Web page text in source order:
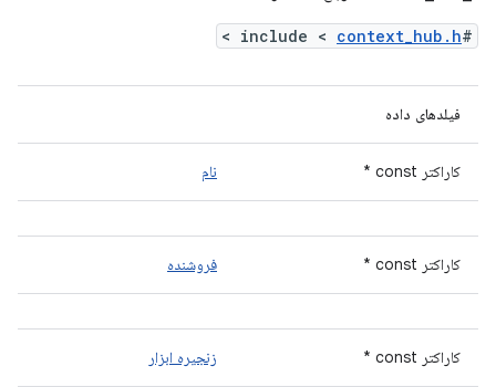
#include <
context_hub.h
>
فیلدهای داده
کاراکتر const * نام
کاراکتر const * فروشنده
کاراکتر const * زنجیره ابزار